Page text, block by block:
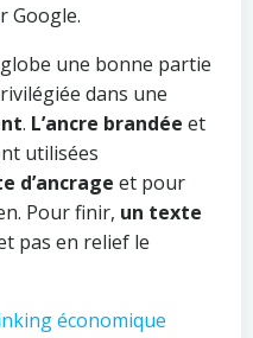
Google.
une bonne partie
dans une
. L’ancre brandée et
utilisées
d’ancrage et pour
Pour finir, un texte
pas en relief le
économique